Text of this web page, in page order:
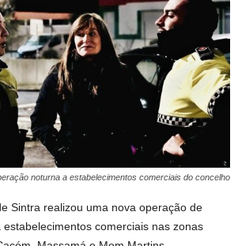
noturna a estabelecimentos comerciais do concelho
Sintra realizou uma nova operação de
comerciais nas zonas